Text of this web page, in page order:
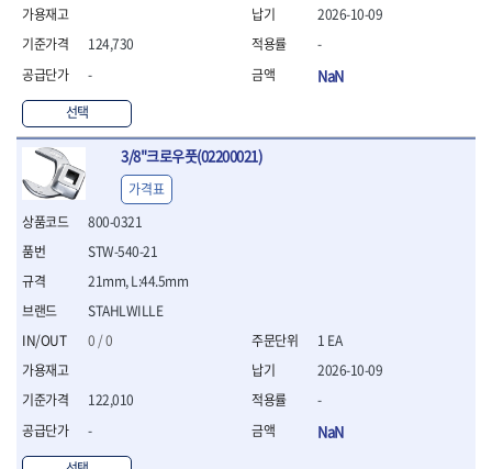
- 절연가위
- 절연비트
- 절연공구세트
- 절연라쳇렌치
- 절연라쳇렌치세트
- 절연볼트커터
- 절연아답타
- 절연펀치
- 기타
- 방폭연결대
- 방폭옵셋렌치
- 방폭펜치
- 방폭가위
- 방폭스패너
- 방폭비트소켓
124,730
-
선택
2026-10-09
-
NaN
3/8"크로우풋(02200021)
800-0321
STAHLWILLE
0 / 0
122,010
-
STW-540-21
21mm, L:44.5mm
가격표
1 EA
2026-10-09
-
NaN